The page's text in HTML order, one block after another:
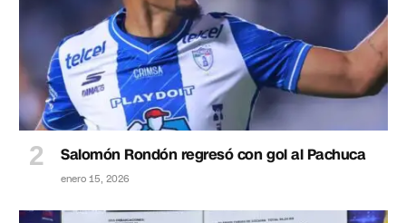
Salomón Rondón regresó con gol al Pachuca
enero 15, 2026